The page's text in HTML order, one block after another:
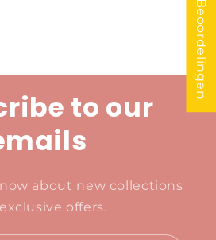
to our
about new collections
offers.
★ Beoordelingen